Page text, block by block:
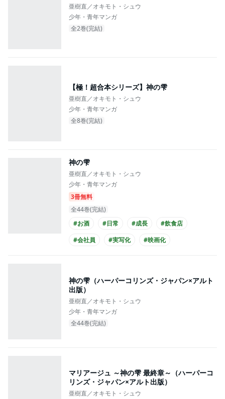
亜樹直／オキモト・シュウ
少年・青年マンガ
全2巻(完結)
【極！超合本シリーズ】神の雫
亜樹直／オキモト・シュウ
少年・青年マンガ
全8巻(完結)
神の雫
亜樹直／オキモト・シュウ
少年・青年マンガ
3冊無料
全44巻(完結)
#お酒
#日常 #成長
#飲食店
#会社員
#実写化 #映画化
神の雫（ハーパーコリンズ・ジャパン×アルト
出版）
亜樹直／オキモト・シュウ
少年・青年マンガ
全44巻(完結)
マリアージュ ～神の雫 最終章～（ハーパーコ
リンズ・ジャパン×アルト出版）
亜樹直／オキモト・シュウ